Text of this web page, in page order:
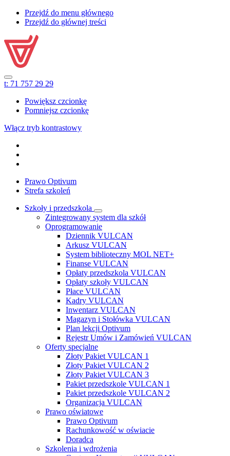
Przejdź do menu głównego
Przejdź do głównej treści
t: 71 757 29 29
Powiększ czcionkę
Pomniejsz czcionkę
Włącz tryb kontrastowy
Prawo Optivum
Strefa szkoleń
Szkoły i przedszkola
Zintegrowany system dla szkół
Oprogramowanie
Dziennik VULCAN
Arkusz VULCAN
System biblioteczny MOL NET+
Finanse VULCAN
Opłaty przedszkola VULCAN
Opłaty szkoły VULCAN
Płace VULCAN
Kadry VULCAN
Inwentarz VULCAN
Magazyn i Stołówka VULCAN
Plan lekcji Optivum
Rejestr Umów i Zamówień VULCAN
Oferty specjalne
Złoty Pakiet VULCAN 1
Złoty Pakiet VULCAN 2
Złoty Pakiet VULCAN 3
Pakiet przedszkole VULCAN 1
Pakiet przedszkole VULCAN 2
Organizacja VULCAN
Prawo oświatowe
Prawo Optivum
Rachunkowość w oświacie
Doradca
Szkolenia i wdrożenia